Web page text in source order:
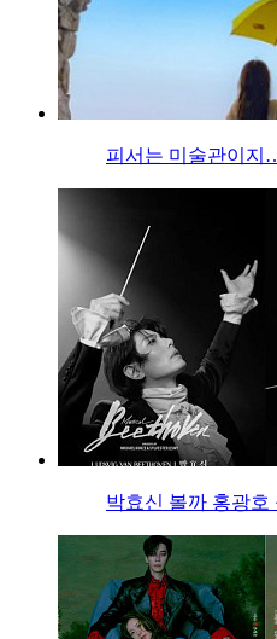
피서는 미술관이지
박효신 볼까 홍광호